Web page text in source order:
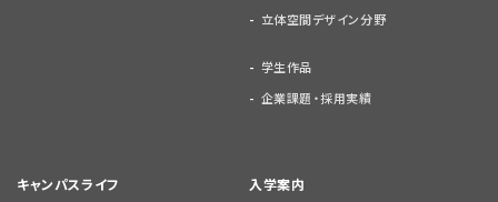
立体空間デザイン分野
学生作品
企業課題・採用実績
キャンパスライフ 入学案内